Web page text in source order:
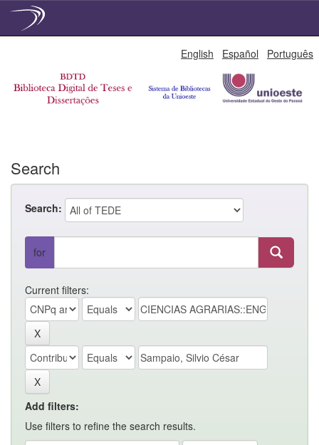
English Español Português
Search
Search:
for
Current filters:
Add filters:
Use filters to refine the search results.